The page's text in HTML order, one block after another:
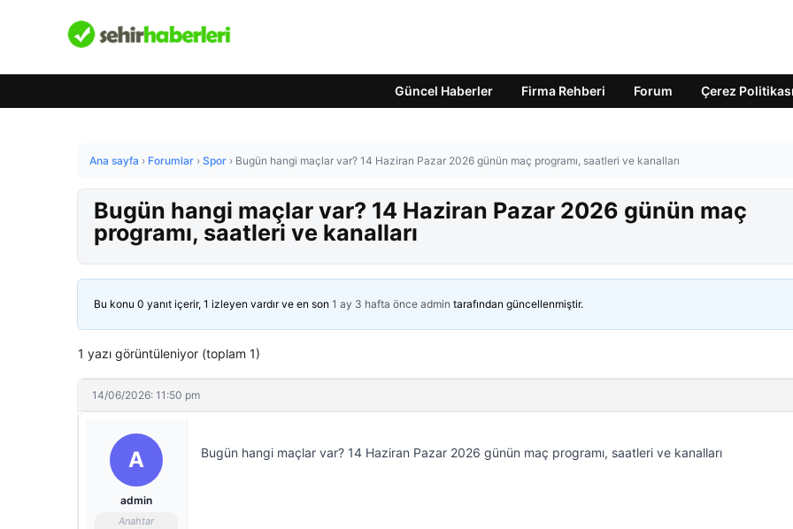
Güncel Haberler Firma Rehberi Forum Çerez Politikası
Ana sayfa › Forumlar › Spor › Bugün hangi maçlar var? 14 Haziran Pazar 2026 günün maç programı, saatleri ve kanalları
Bugün hangi maçlar var? 14 Haziran Pazar 2026 günün maç
programı, saatleri ve kanalları
Bu konu 0 yanıt içerir, 1 izleyen vardır ve en son 1 ay 3 hafta önce admin tarafından güncellenmiştir.
1 yazı görüntüleniyor (toplam 1)
14/06/2026: 11:50 pm
A
admin
Anahtar
Bugün hangi maçlar var? 14 Haziran Pazar 2026 günün maç programı, saatleri ve kanalları